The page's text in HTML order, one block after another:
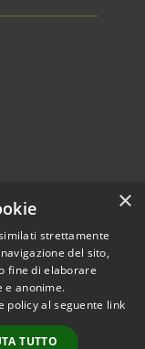
© 2026 • Comune di
Teresa Gallura •
byMunicipium
redazione
×
strettamente
del sito,
fine di elaborare
e anonime.
policy al seguente link
TUTTO